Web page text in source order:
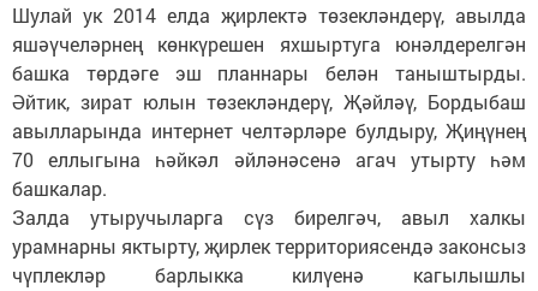
Шулай ук 2014 елда җирлектә төзекләндерү, авылда
яшәүчеләрнең көнкүрешен яхшыртуга юнәлдерелгән
башка төрдәге эш планнары белән таныштырды.
Әйтик, зират юлын төзекләндерү, Җәйләү, Бордыбаш
авылларында интернет челтәрләре булдыру, Җиңүнең
70 еллыгына һәйкәл әйләнәсенә агач утырту һәм
башкалар.
Залда утыручыларга сүз бирелгәч, авыл халкы
урамнарны яктырту, җирлек территориясендә законсыз
чүплекләр барлыкка килүенә кагылышлы